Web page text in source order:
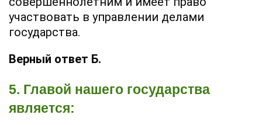
участвовать в управлении делами
государства.
Верный ответ Б.
5. Главой нашего государства
является: